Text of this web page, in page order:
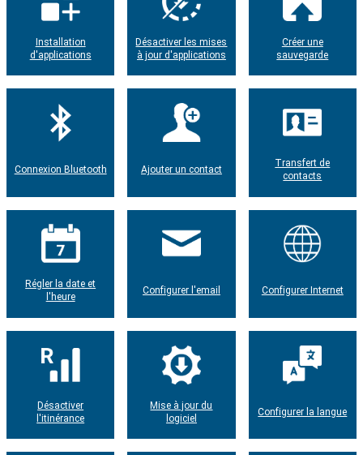
Installation
d'applications
Désactiver les mises
à jour d'applications
Créer une
sauvegarde
Connexion Bluetooth Ajouter un contact
Transfert de
contacts
Régler la date et
l'heure
Configurer l'email Configurer Internet
Désactiver
l'itinérance
Mise à jour du
logiciel
Configurer la langue